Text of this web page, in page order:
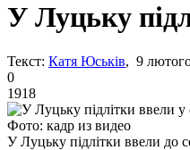
У Луцьку
Текст: Катя Юськів, 9
0
1918
Фото: кадр из видео
У Луцьку підлітки ввели до